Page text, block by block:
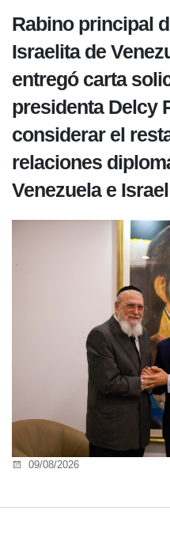
Rabino principal
Israelita de
entregó carta
presidenta Delcy
considerar el
relaciones
Venezuela e Israel
09/08/2026